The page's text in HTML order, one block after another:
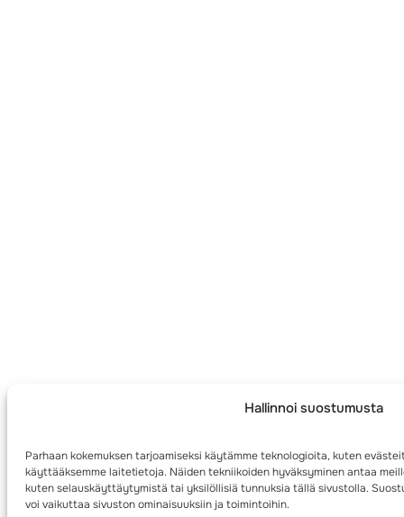
Hallinnoi suostumusta
Parhaan kokemuksen tarjoamiseksi käytämme teknologioita, kuten
käyttääksemme laitetietoja. Näiden tekniikoiden hyväksyminen antaa
kuten selauskäyttäytymistä tai yksilöllisiä tunnuksia tällä sivustolla.
voi vaikuttaa sivuston ominaisuuksiin ja toimintoihin.